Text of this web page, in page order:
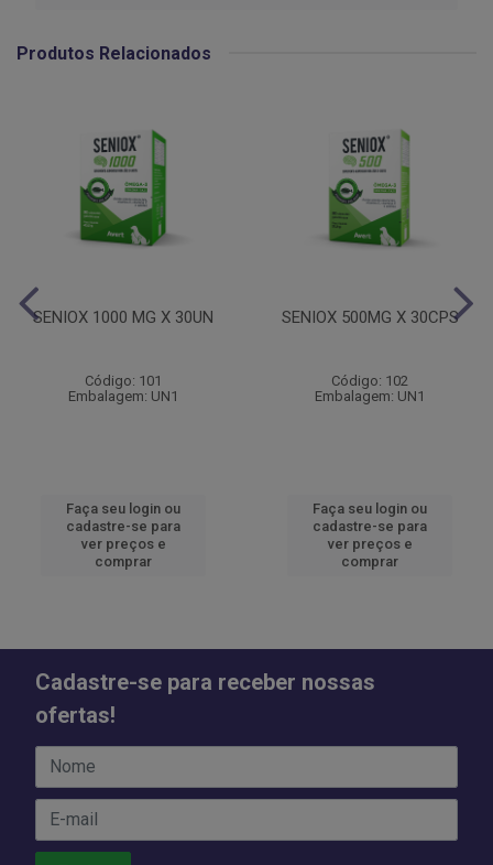
Produtos Relacionados
SENIOX 1000 MG X 30UN
Código: 101
Embalagem: UN1
Faça seu login ou
cadastre-se para
ver preços e
comprar
SENIOX 500MG X 30CPS
Código: 102
Embalagem: UN1
Faça seu login ou
cadastre-se para
ver preços e
comprar
Cadastre-se para receber nossas
ofertas!